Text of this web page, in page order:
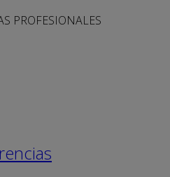
PROFESIONALES